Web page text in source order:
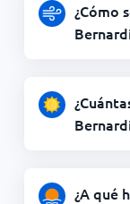
¿Cómo
¿A qué